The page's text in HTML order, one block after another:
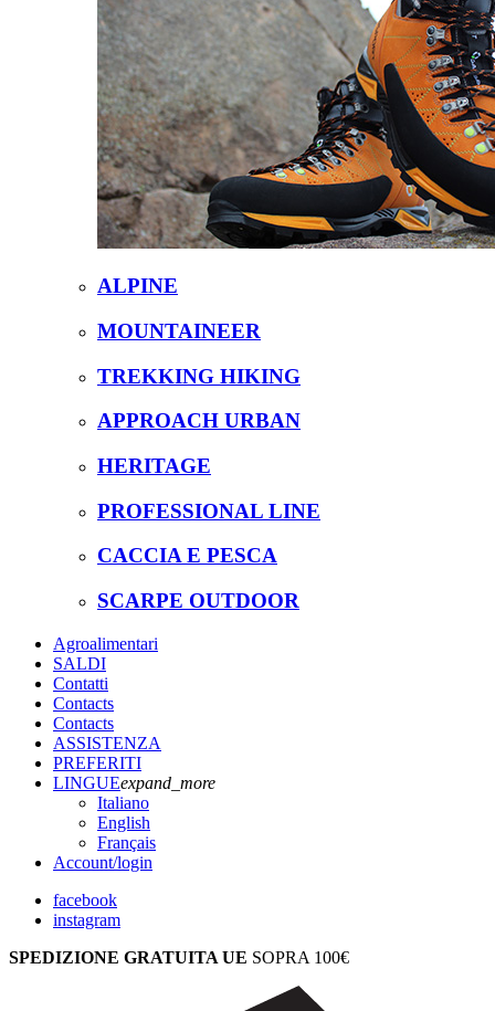
ALPINE
MOUNTAINEER
TREKKING HIKING
APPROACH URBAN
HERITAGE
PROFESSIONAL LINE
CACCIA E PESCA
SCARPE OUTDOOR
Agroalimentari
SALDI
Contatti
Contacts
Contacts
ASSISTENZA
PREFERITI
LINGUEexpand_more
Italiano
English
Français
Account/login
facebook
instagram
SPEDIZIONE GRATUITA UE SOPRA 100€